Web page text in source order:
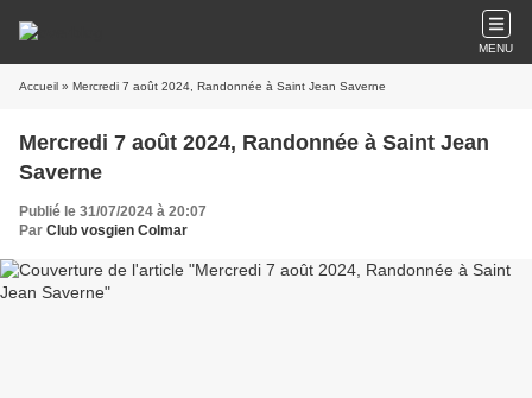
MENU
Accueil » Mercredi 7 août 2024, Randonnée à Saint Jean Saverne
Mercredi 7 août 2024, Randonnée à Saint Jean
Saverne
Publié le 31/07/2024 à 20:07
Par Club vosgien Colmar